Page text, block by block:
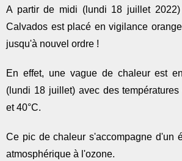
A partir de midi (lundi 18 juillet
Calvados est placé en vigilance
jusqu'à nouvel ordre !
En effet, une vague de chaleur est
(lundi 18 juillet) avec des
et 40°C.
Ce pic de chaleur s'accompagne d'un
atmosphérique à l'ozone.